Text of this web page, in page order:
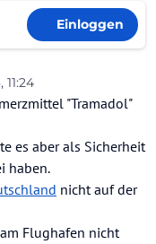
Einloggen
11:24
"Tramadol"
es aber als Sicherheit
haben.
nicht auf der
Flughafen nicht